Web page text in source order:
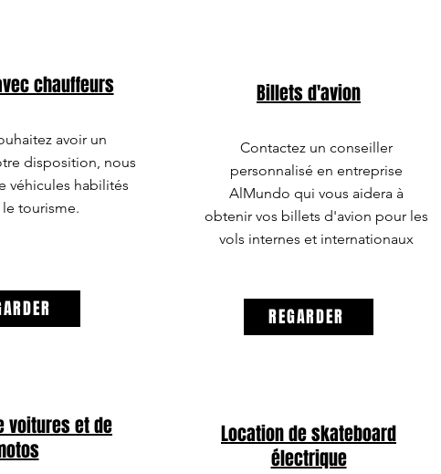
chauffeurs
avoir un
disposition, nous
véhicules habilités
tourisme.
voitures et de
Billets d'avion
Contactez un conseiller
personnalisé en entreprise
AlMundo qui vous aidera à
obtenir vos billets d'avion pour les
vols internes et internationaux
REGARDER
Location de skateboard
électrique